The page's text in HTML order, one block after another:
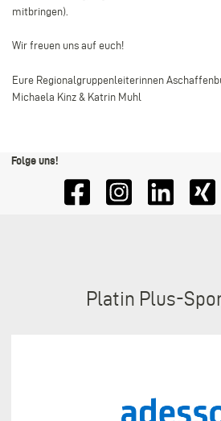
mitbringen).
Wir freuen uns auf euch!
Eure Regionalgruppenleiterinnen
Michaela Kinz & Katrin Muhl
Folge uns!
Platin Plus